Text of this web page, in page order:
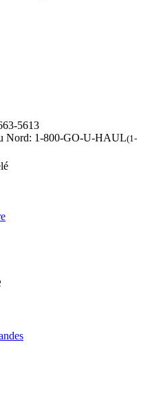
5613
Nord: 1-800-GO-U-HAUL(1-